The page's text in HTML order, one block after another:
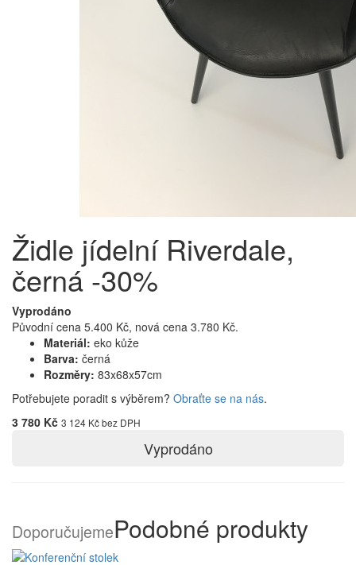
Židle jídelní Riverdale,
černá -30%
Vyprodáno
Původní cena 5.400 Kč, nová cena 3.780 Kč.
Materiál: eko kůže
Barva: černá
Rozměry: 83x68x57cm
Potřebujete poradit s výběrem? Obraťte se na nás.
3 780 Kč 3 124 Kč bez DPH
Vyprodáno
DoporučujemePodobné produkty